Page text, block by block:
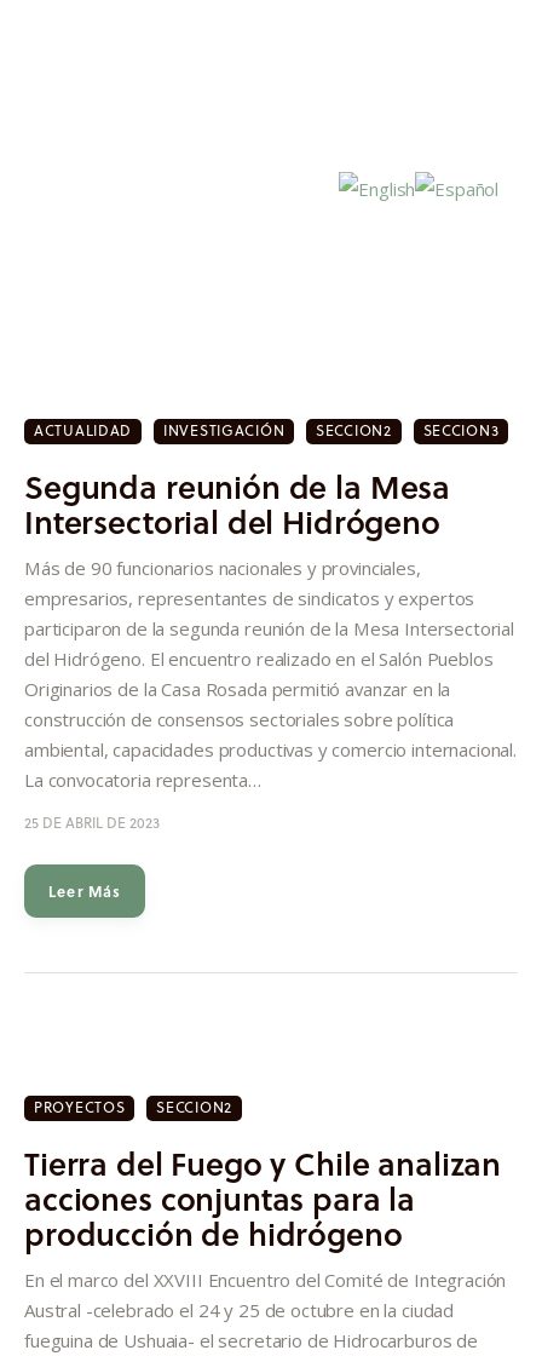
Investigación
Proyectos
Informes
Quiénes somos
ACTUALIDAD INVESTIGACIÓN SECCION2 SECCION3
Segunda reunión de la Mesa
Intersectorial del Hidrógeno
Más de 90 funcionarios nacionales y provinciales,
empresarios, representantes de sindicatos y expertos
participaron de la segunda reunión de la Mesa Intersectorial
del Hidrógeno. El encuentro realizado en el Salón Pueblos
Originarios de la Casa Rosada permitió avanzar en la
construcción de consensos sectoriales sobre política
ambiental, capacidades productivas y comercio internacional.
La convocatoria representa…
25 DE ABRIL DE 2023
Leer Más
PROYECTOS SECCION2
Tierra del Fuego y Chile analizan
acciones conjuntas para la
producción de hidrógeno
En el marco del XXVIII Encuentro del Comité de Integración
Austral -celebrado el 24 y 25 de octubre en la ciudad
fueguina de Ushuaia- el secretario de Hidrocarburos de